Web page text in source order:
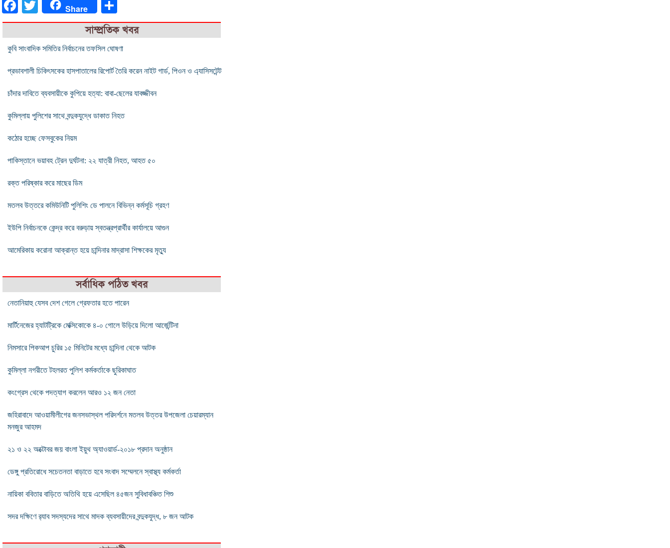
FacebookTwitter Share
সাম্প্রতিক খবর
কুবি সাংবাদিক সমিতির নির্বাচনের তফসিল ঘোষণা
প্রভাবশালী চিকিৎসকের হাসপাতালের রিপোর্ট তৈরি করেন নাইট গার্ড, পিওন ও এ্যাসিসটেন্ট
চাঁদার দাবিতে ব্যবসায়ীকে কুপিয়ে হত্যা: বাবা-ছেলের যাবজ্জীবন
কুমিল্লায় পুলিশের সাথে বন্দুকযুদ্ধে ডাকাত নিহত
কঠোর হচ্ছে ফেসবুকের নিয়ম
পাকিস্তানে ভয়াবহ ট্রেন দুর্ঘটনা: ২২ যাত্রী নিহত, আহত ৫০
রক্ত পরিষ্কার করে মাছের ডিম
মতলব উত্তরে কমিউনিটি পুলিশিং ডে পালনে বিভিন্ন কর্মসূচি গ্রহণ
ইউপি নির্বাচনকে কেন্দ্র করে বরুড়ায় স্বতন্ত্রপ্রার্থীর কার্যালয়ে আগুন
আমেরিকায় করোনা আক্রান্ত হয়ে চান্দিনার মাদ্রাসা শিক্ষকের মৃত্যু
সর্বাধিক পঠিত খবর
নেতানিয়াহু যেসব দেশ গেলে গ্রেফতার হতে পারেন
মার্টিনেজের হ্যাটট্রিকে মেক্সিকোকে ৪-০ গোলে উড়িয়ে দিলো আর্জেন্টিনা
নিমসারে পিকআপ চুরির ১৫ মিনিটের মধ্যে চান্দিনা থেকে আটক
কুমিল্লা নগরীতে টহলরত পুলিশ কর্মকর্তাকে ছুরিকাঘাত
কংগ্রেস থেকে পদত্যাগ করলেন আরও ১২ জন নেতা
জহিরাবাদে আওয়ামীলীগের জনসভাস্থল পরিদর্শনে মতলব উত্তর উপজেলা চেয়ারম্যান
মনজুর আহমদ
২১ ও ২২ অক্টোবর জয় বাংলা ইয়ুথ অ্যাওয়ার্ড-২০১৮ প্রদান অনুষ্ঠান
ডেঙ্গু প্রতিরোধে সচেতনতা বাড়াতে হবে সংবাদ সম্মেলনে স্বাস্থ্য কর্মকর্তা
নায়িকা ববিতার বাড়িতে অতিথি হয়ে এসেছিল ৪৫জন সুবিধাবঞ্চিত শিশু
সদর দক্ষিণে র‌্যাব সদস্যদের সাথে মাদক ব্যবসায়ীদের বন্দুকযুদ্ধ, ৮ জন আটক